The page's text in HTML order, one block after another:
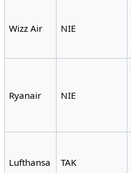
Wizz Air NIE
Ryanair NIE
Lufthansa TAK